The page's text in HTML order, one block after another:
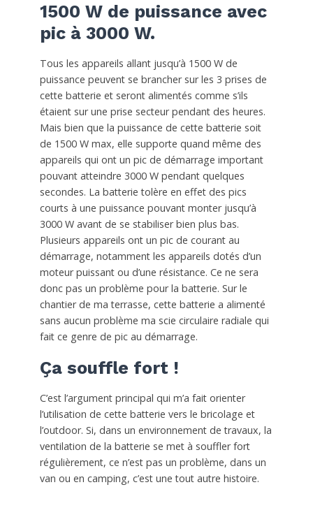
1500 W de puissance avec
pic à 3000 W.
Tous les appareils allant jusqu’à 1500 W de
puissance peuvent se brancher sur les 3 prises de
cette batterie et seront alimentés comme s’ils
étaient sur une prise secteur pendant des heures.
Mais bien que la puissance de cette batterie soit
de 1500 W max, elle supporte quand même des
appareils qui ont un pic de démarrage important
pouvant atteindre 3000 W pendant quelques
secondes. La batterie tolère en effet des pics
courts à une puissance pouvant monter jusqu’à
3000 W avant de se stabiliser bien plus bas.
Plusieurs appareils ont un pic de courant au
démarrage, notamment les appareils dotés d’un
moteur puissant ou d’une résistance. Ce ne sera
donc pas un problème pour la batterie. Sur le
chantier de ma terrasse, cette batterie a alimenté
sans aucun problème ma scie circulaire radiale qui
fait ce genre de pic au démarrage.
Ça souffle fort !
C’est l’argument principal qui m’a fait orienter
l’utilisation de cette batterie vers le bricolage et
l’outdoor. Si, dans un environnement de travaux, la
ventilation de la batterie se met à souffler fort
régulièrement, ce n’est pas un problème, dans un
van ou en camping, c’est une tout autre histoire.